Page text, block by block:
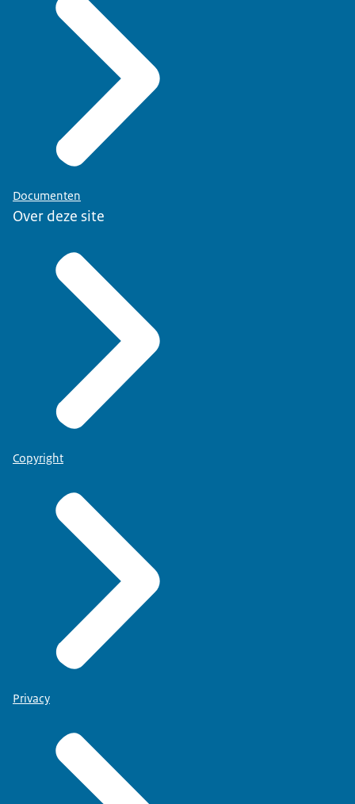
Documenten
Over deze site
Copyright
Privacy